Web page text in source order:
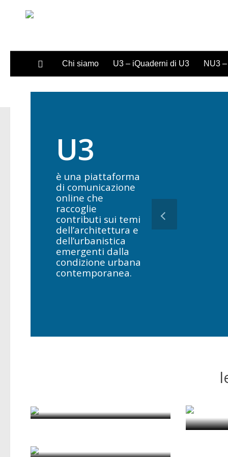
Sotto il contenuto
Chi siamo U3 – iQuaderni di U3 NU3
U3
è una piattaforma
di comunicazione
online che
raccoglie
contributi sui temi
dell’architettura e
dell’urbanistica
emergenti dalla
condizione urbana
contemporanea.